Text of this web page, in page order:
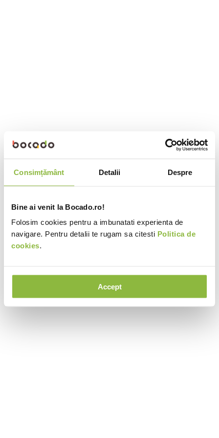
Consimțământ Detalii Despre
Bine ai venit la Bocado.ro!
Folosim cookies pentru a imbunatati experienta de
navigare. Pentru detalii te rugam sa citesti Politica de
cookies.
Accept